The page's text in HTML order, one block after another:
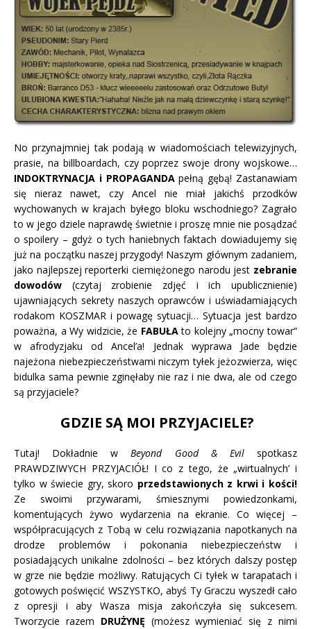
No przynajmniej tak podają w wiadomościach telewizyjnych,
prasie, na billboardach, czy poprzez swoje drony wojskowe…
INDOKTRYNACJA i PROPAGANDApełną gębą! Zastanawiam
się nieraz nawet, czy Ancel nie miał jakichś przodków
wychowanych w krajach byłego bloku wschodniego? Zagrało
to w jego dziele naprawdę świetnie i proszę mnie nie posądzać
o spoilery – gdyż o tych haniebnych faktach dowiadujemy się
już na początku naszej przygody! Naszym głównym zadaniem,
jako najlepszej reporterki ciemiężonego narodu jest zebranie
dowodów (czytaj zrobienie zdjęć i ich upublicznienie)
ujawniających sekrety naszych oprawców i uświadamiających
rodakom KOSZMAR i powagę sytuacji… Sytuacja jest bardzo
poważna, a Wy widzicie, że FABUŁAto kolejny „mocny towar”
w afrodyzjaku od Ancel’a! Jednak wyprawa Jade będzie
najeżona niebezpieczeństwami niczym tyłek jeżozwierza, więc
bidulka sama pewnie zginęłaby nie raz i nie dwa, ale od czego
są przyjaciele?
GDZIE SĄ MOI PRZYJACIELE?
Tutaj! Dokładnie wBeyond Good & Evilspotkasz
PRAWDZIWYCH PRZYJACIÓŁ! I co z tego, że „wirtualnych’ i
tylko w świecie gry, skoro przedstawionych z krwi i kości!
Ze swoimi przywarami, śmiesznymi powiedzonkami,
komentujących żywo wydarzenia na ekranie. Co więcej –
współpracujących z Tobą w celu rozwiązania napotkanych na
drodze problemów i pokonania niebezpieczeństw i
posiadających unikalne zdolności – bez których dalszy postęp
w grze nie będzie możliwy. Ratujących Ci tyłek w tarapatach i
gotowych poświęcić WSZYSTKO, abyś Ty Graczu wyszedł cało
z opresji i aby Wasza misja zakończyła się sukcesem.
Tworzycie razem DRUŻYNĘ (możesz wymieniać się z nimi